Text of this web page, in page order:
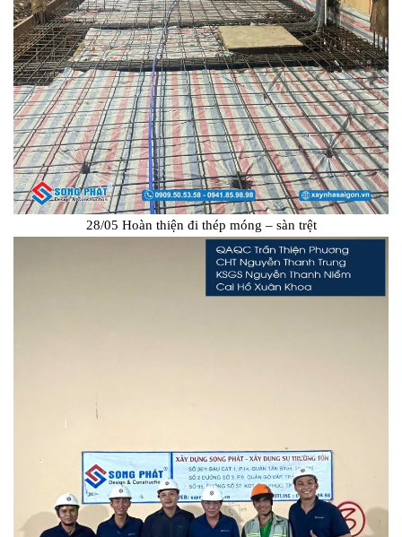
28/05 Hoàn thiện đi thép móng – sàn trệt